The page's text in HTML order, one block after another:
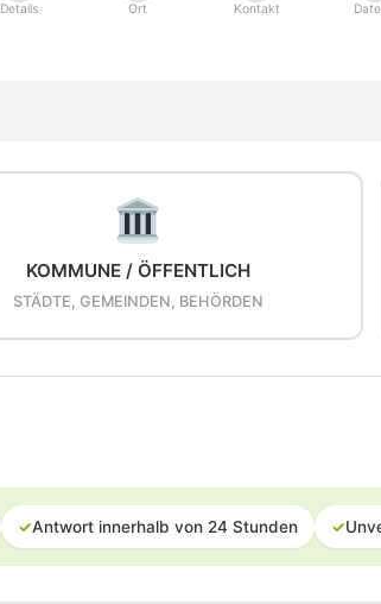
Details Ort Kontakt
KOMMUNE / ÖFFENTLICH
STÄDTE, GEMEINDEN, BEHÖRDEN
✓Antwort innerhalb von 24 Stunden ✓